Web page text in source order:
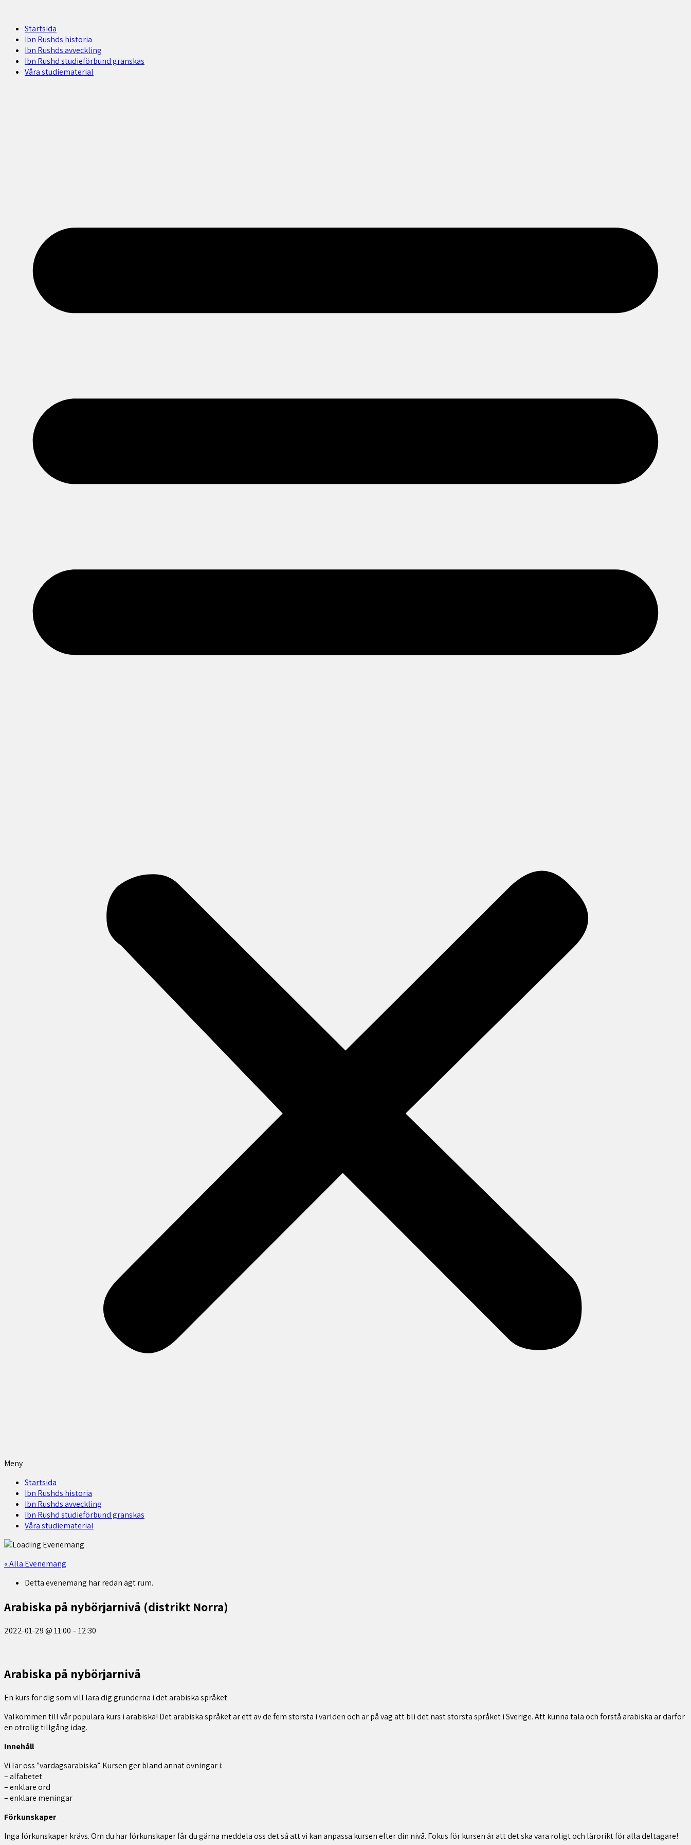
Startsida
Ibn Rushds historia
Ibn Rushds avveckling
Ibn Rushd studieförbund granskas​
Våra studiematerial
Meny
Startsida
Ibn Rushds historia
Ibn Rushds avveckling
Ibn Rushd studieförbund granskas​
Våra studiematerial
« Alla Evenemang
Detta evenemang har redan ägt rum.
Arabiska på nybörjarnivå (distrikt Norra)
2022-01-29@11:00–12:30
Arabiska på nybörjarnivå
En kurs för dig som vill lära dig grunderna i det arabiska språket.
Välkommen till vår populära kurs i arabiska! Det arabiska språket är ett av de fem största i världen och är på väg att bli det näst största språket i Sverige. Att kunna tala och förstå arabiska är därför
en otrolig tillgång idag.
Innehåll
Vi lär oss ”vardagsarabiska”. Kursen ger bland annat övningar i:
– alfabetet
– enklare ord
– enklare meningar
Förkunskaper
Inga förkunskaper krävs. Om du har förkunskaper får du gärna meddela oss det så att vi kan anpassa kursen efter din nivå. Fokus för kursen är att det ska vara roligt och lärorikt för alla deltagare!